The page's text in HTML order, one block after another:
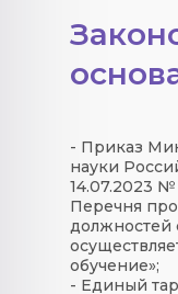
- Приказ
науки
14.07.2023
Перечня
должностей
обучение»;
- Единый